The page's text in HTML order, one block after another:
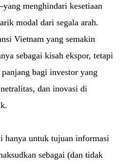
menghindari kesetiaan
modal dari segala arah.
Vietnam yang semakin
sebagai kisah ekspor, tetapi
bagi investor yang
dan inovasi di
hanya untuk tujuan informasi
sebagai (dan tidak